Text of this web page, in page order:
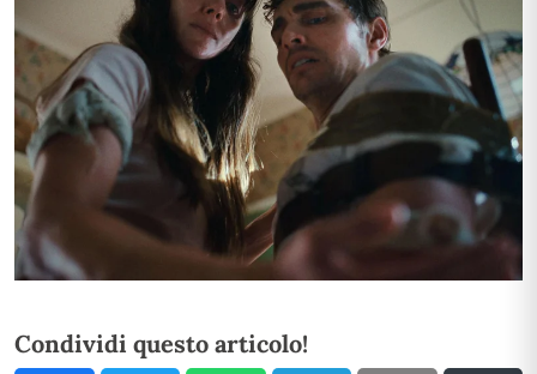
Condividi questo articolo!